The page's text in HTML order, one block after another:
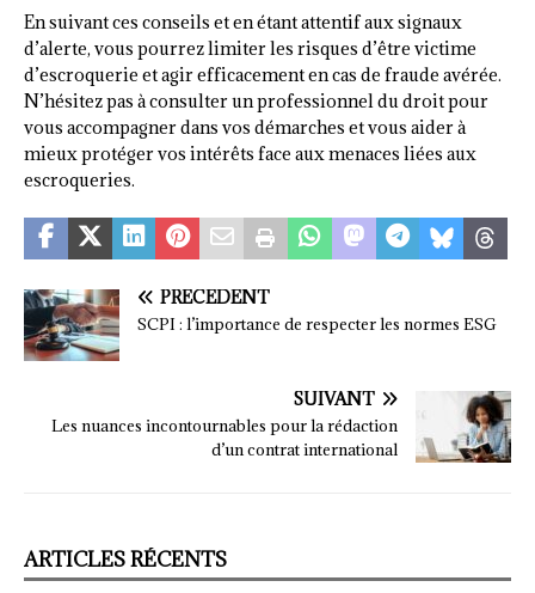
En suivant ces conseils et en étant attentif aux signaux
d’alerte, vous pourrez limiter les risques d’être victime
d’escroquerie et agir efficacement en cas de fraude avérée.
N’hésitez pas à consulter un professionnel du droit pour
vous accompagner dans vos démarches et vous aider à
mieux protéger vos intérêts face aux menaces liées aux
escroqueries.
PRÉCÉDENT
SCPI : l’importance de respecter les normes ESG
SUIVANT
Les nuances incontournables pour la rédaction
d’un contrat international
ARTICLES RÉCENTS